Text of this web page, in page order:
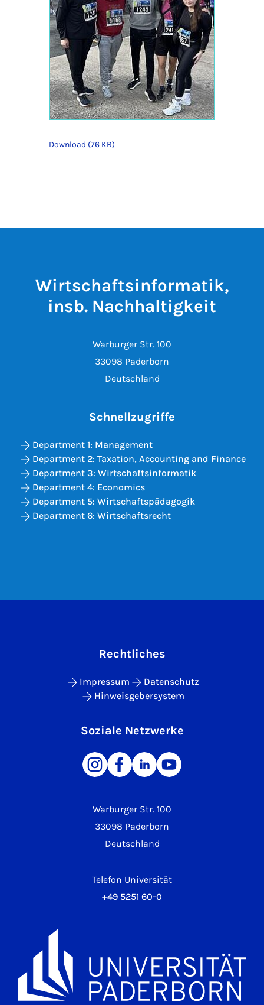
Download (76 KB)
Wirtschaftsinformatik,
insb. Nachhaltigkeit
Warburger Str. 100
33098 Paderborn
Deutschland
Schnellzugriffe
Department 1: Management
Department 2: Taxation, Accounting and Finance
Department 3: Wirtschaftsinformatik
Department 4: Economics
Department 5: Wirtschaftspädagogik
Department 6: Wirtschaftsrecht
Warburger Str. 100
33098 Paderborn
Deutschland
Telefon Universität
+49 5251 60-0
Rechtliches
Impressum
Datenschutz
Hinweisgebersystem
Soziale Netzwerke